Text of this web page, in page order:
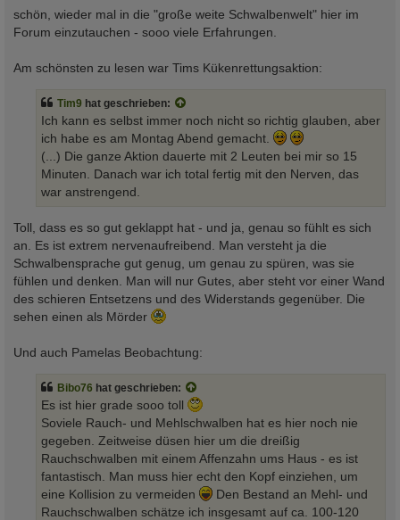
a
g
schön, wieder mal in die "große weite Schwalbenwelt" hier im
Forum einzutauchen - sooo viele Erfahrungen.
Am schönsten zu lesen war Tims Kükenrettungsaktion:
Tim9 hat geschrieben:
Ich kann es selbst immer noch nicht so richtig glauben, aber
ich habe es am Montag Abend gemacht.
(...) Die ganze Aktion dauerte mit 2 Leuten bei mir so 15
Minuten. Danach war ich total fertig mit den Nerven, das
war anstrengend.
Toll, dass es so gut geklappt hat - und ja, genau so fühlt es sich
an. Es ist extrem nervenaufreibend. Man versteht ja die
Schwalbensprache gut genug, um genau zu spüren, was sie
fühlen und denken. Man will nur Gutes, aber steht vor einer Wand
des schieren Entsetzens und des Widerstands gegenüber. Die
sehen einen als Mörder
Und auch Pamelas Beobachtung:
Bibo76 hat geschrieben:
Es ist hier grade sooo toll
Soviele Rauch- und Mehlschwalben hat es hier noch nie
gegeben. Zeitweise düsen hier um die dreißig
Rauchschwalben mit einem Affenzahn ums Haus - es ist
fantastisch. Man muss hier echt den Kopf einziehen, um
eine Kollision zu vermeiden
Den Bestand an Mehl- und
Rauchschwalben schätze ich insgesamt auf ca. 100-120